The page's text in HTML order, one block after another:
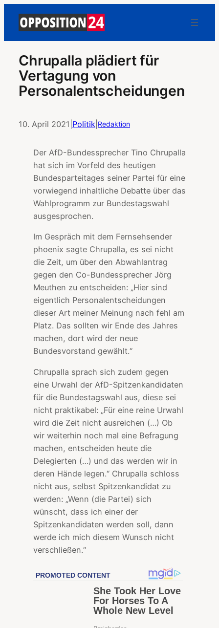
Chrupalla plädiert für
Vertagung von
Personalentscheidungen
10. April 2021 Politik Redaktion
Der AfD-Bundessprecher Tino Chrupalla
hat sich im Vorfeld des heutigen
Bundesparteitages seiner Partei für eine
vorwiegend inhaltliche Debatte über das
Wahlprogramm zur Bundestagswahl
ausgesprochen.
Im Gespräch mit dem Fernsehsender
phoenix sagte Chrupalla, es sei nicht
die Zeit, um über den Abwahlantrag
gegen den Co-Bundessprecher Jörg
Meuthen zu entscheiden: „Hier sind
eigentlich Personalentscheidungen
dieser Art meiner Meinung nach fehl am
Platz. Das sollten wir Ende des Jahres
machen, dort wird der neue
Bundesvorstand gewählt.“
Chrupalla sprach sich zudem gegen
eine Urwahl der AfD-Spitzenkandidaten
für die Bundestagswahl aus, diese sei
nicht praktikabel: „Für eine reine Urwahl
wird die Zeit nicht ausreichen (…) Ob
wir weiterhin noch mal eine Befragung
machen, entscheiden heute die
Delegierten (…) und das werden wir in
deren Hände legen.“ Chrupalla schloss
nicht aus, selbst Spitzenkandidat zu
werden: „Wenn (die Partei) sich
wünscht, dass ich einer der
Spitzenkandidaten werden soll, dann
werde ich mich diesem Wunsch nicht
verschließen.“